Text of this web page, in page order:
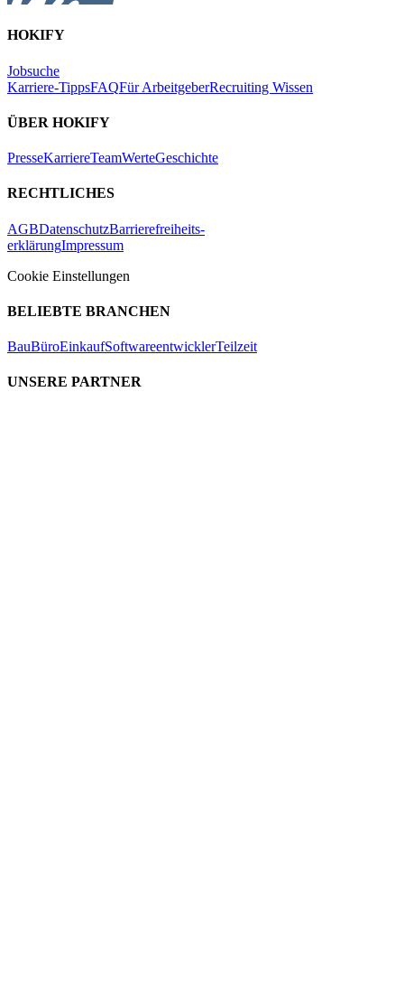
HOKIFY
Jobsuche
Karriere-TippsFAQFür ArbeitgeberRecruiting Wissen
ÜBER HOKIFY
PresseKarriereTeamWerteGeschichte
RECHTLICHES
AGBDatenschutzBarrierefreiheits-
erklärungImpressum
Cookie Einstellungen
BELIEBTE BRANCHEN
BauBüroEinkaufSoftwareentwicklerTeilzeit
UNSERE PARTNER